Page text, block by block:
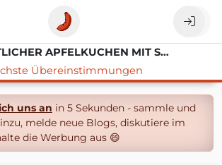
HERBSTLICHER APFELKUCHEN MIT SPEKULATIUS-STREUSELN
Übereinstimmungen
uns an in 5 Sekunden - sammle und
melde neue Blogs, diskutiere im
die Werbung aus 😄